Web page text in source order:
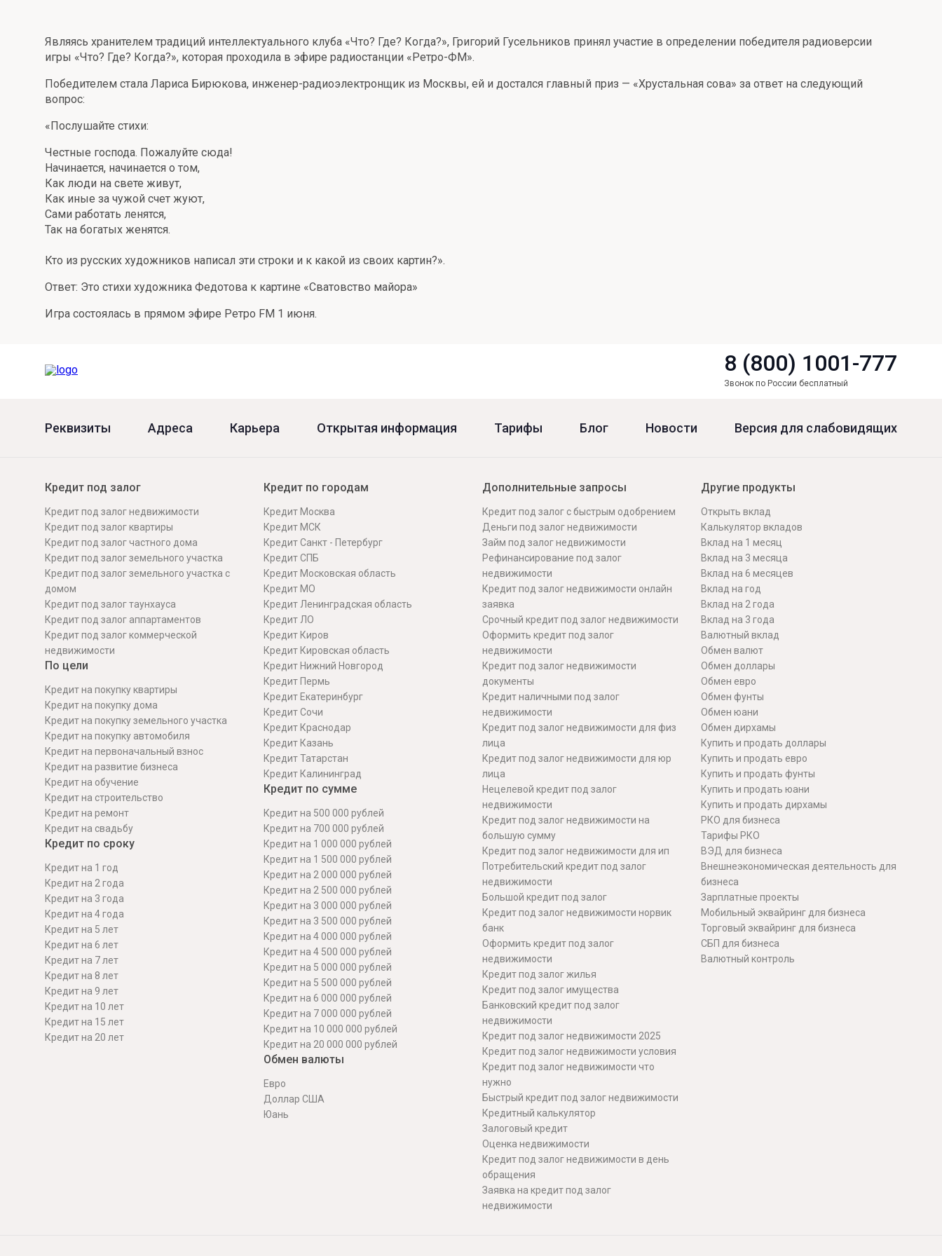
Все вклады
Мобильное приложение
Все сервисы
Являясь хранителем традиций интеллектуального клуба «Что? Где? Когда?», Григорий Гусельников принял участие в определении победителя радиоверсии
игры «Что? Где? Когда?», которая проходила в эфире радиостанции «Ретро-ФМ».
Победителем стала Лариса Бирюкова, инженер-радиоэлектронщик из Москвы, ей и достался главный приз — «Хрустальная сова» за ответ на следующий
вопрос:
«Послушайте стихи:
Честные господа. Пожалуйте сюда!
Начинается, начинается о том,
Как люди на свете живут,
Как иные за чужой счет жуют,
Сами работать ленятся,
Так на богатых женятся.
Кто из русских художников написал эти строки и к какой из своих картин?».
Ответ: Это стихи художника Федотова к картине «Сватовство майора»
Игра состоялась в прямом эфире Ретро FM 1 июня.
8 (800) 1001-777
Звонок по России бесплатный
Реквизиты Адреса Карьера Открытая информация Тарифы Блог Новости Версия для слабовидящих
Кредит под залог
Кредит под залог недвижимости
Кредит под залог квартиры
Кредит под залог частного дома
Кредит под залог земельного участка
Кредит под залог земельного участка с
домом
Кредит под залог таунхауса
Кредит под залог аппартаментов
Кредит под залог коммерческой
недвижимости
По цели
Кредит на покупку квартиры
Кредит на покупку дома
Кредит на покупку земельного участка
Кредит на покупку автомобиля
Кредит на первоначальный взнос
Кредит на развитие бизнеса
Кредит на обучение
Кредит на строительcтво
Кредит на ремонт
Кредит на свадьбу
Кредит по сроку
Кредит на 1 год
Кредит на 2 года
Кредит на 3 года
Кредит на 4 года
Кредит на 5 лет
Кредит на 6 лет
Кредит на 7 лет
Кредит на 8 лет
Кредит на 9 лет
Кредит на 10 лет
Кредит на 15 лет
Кредит на 20 лет
Кредит по городам
Кредит Москва
Кредит МСК
Кредит Санкт - Петербург
Кредит СПБ
Кредит Московская область
Кредит МО
Кредит Ленинградская область
Кредит ЛО
Кредит Киров
Кредит Кировская область
Кредит Нижний Новгород
Кредит Пермь
Кредит Екатеринбург
Кредит Сочи
Кредит Краснодар
Кредит Казань
Кредит Татарстан
Кредит Калининград
Кредит по сумме
Кредит на 500 000 рублей
Кредит на 700 000 рублей
Кредит на 1 000 000 рублей
Кредит на 1 500 000 рублей
Кредит на 2 000 000 рублей
Кредит на 2 500 000 рублей
Кредит на 3 000 000 рублей
Кредит на 3 500 000 рублей
Кредит на 4 000 000 рублей
Кредит на 4 500 000 рублей
Кредит на 5 000 000 рублей
Кредит на 5 500 000 рублей
Кредит на 6 000 000 рублей
Кредит на 7 000 000 рублей
Кредит на 10 000 000 рублей
Кредит на 20 000 000 рублей
Обмен валюты
Евро
Доллар США
Юань
Дополнительные запросы
Кредит под залог с быстрым одобрением
Деньги под залог недвижимости
Займ под залог недвижимости
Рефинансирование под залог
недвижимости
Кредит под залог недвижимости онлайн
заявка
Срочный кредит под залог недвижимости
Оформить кредит под залог
недвижимости
Кредит под залог недвижимости
документы
Кредит наличными под залог
недвижимости
Кредит под залог недвижимости для физ
лица
Кредит под залог недвижимости для юр
лица
Нецелевой кредит под залог
недвижимости
Кредит под залог недвижимости на
большую сумму
Кредит под залог недвижимости для ип
Потребительский кредит под залог
недвижимости
Большой кредит под залог
Кредит под залог недвижимости норвик
банк
Оформить кредит под залог
недвижимости
Кредит под залог жилья
Кредит под залог имущества
Банковский кредит под залог
недвижимости
Кредит под залог недвижимости 2025
Кредит под залог недвижимости условия
Кредит под залог недвижимости что
нужно
Быстрый кредит под залог недвижимости
Кредитный калькулятор
Залоговый кредит
Оценка недвижимости
Кредит под залог недвижимости в день
обращения
Заявка на кредит под залог
недвижимости
Другие продукты
Открыть вклад
Калькулятор вкладов
Вклад на 1 месяц
Вклад на 3 месяца
Вклад на 6 месяцев
Вклад на год
Вклад на 2 года
Вклад на 3 года
Валютный вклад
Обмен валют
Обмен доллары
Обмен евро
Обмен фунты
Обмен юани
Обмен дирхамы
Купить и продать доллары
Купить и продать евро
Купить и продать фунты
Купить и продать юани
Купить и продать дирхамы
РКО для бизнеса
Тарифы РКО
ВЭД для бизнеса
Внешнеэкономическая деятельность для
бизнеса
Зарплатные проекты
Мобильный эквайринг для бизнеса
Торговый эквайринг для бизнеса
СБП для бизнеса
Валютный контроль